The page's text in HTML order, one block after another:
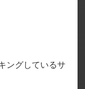
ングしているサ